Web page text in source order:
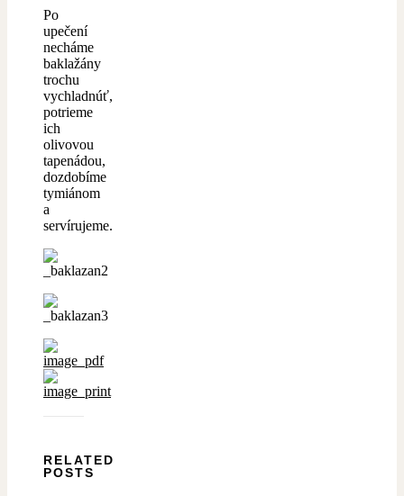
Po
upečení
necháme
baklažány
trochu
vychladnúť,
potrieme
ich
olivovou
tapenádou,
dozdobíme
tymiánom
a
servírujeme.
RELATED
POSTS